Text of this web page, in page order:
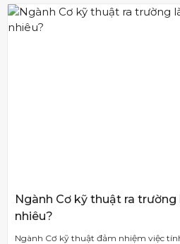
Ngành Cơ kỹ thuật ra
nhiêu?
Ngành Cơ kỹ thuật đảm nhiệm việc